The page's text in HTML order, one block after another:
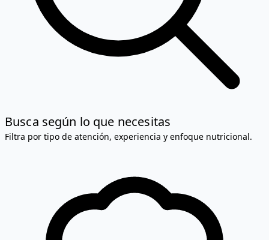
Busca según lo que necesitas
Filtra por tipo de atención, experiencia y enfoque nutricional.